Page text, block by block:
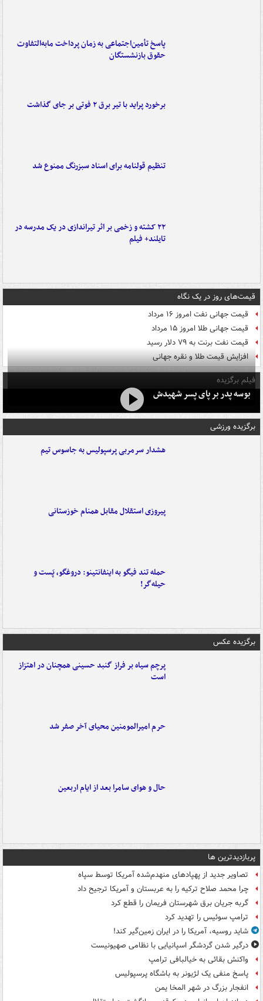
پاسخ تأمین‌اجتماعی به زمان پرداخت مابه‌التفاوت
حقوق بازنشستگان
برخورد پراید با تیر برق ۲ فوتی بر جای گذاشت
تنظیم قولنامه برای اسناد سبزرنگ ممنوع شد
۲۲ کشته و زخمی بر اثر تیراندازی در یک مدرسه در
تایلند+ فیلم
قیمت‌های روز در یک نگاه
قیمت جهانی نفت امروز ۱۶ مرداد
قیمت جهانی طلا امروز ۱۵ مرداد
قیمت نفت برنت به ۷۹ دلار رسید
افزایش قیمت طلا و نقره جهانی
فیلم برگزیده
بوسه‌ پدر بر پای پسر شهیدش
برگزیده ورزشی
هشدار سرمربی پرسپولیس به جاسوس تیم
پیروزی استقلال مقابل همنام خوزستانی
حمله تند فیگو به اینفانتینو: دروغگو، پَست‌ و
حیله‌گر!
برگزیده عکس
پرچم سیاه بر فراز گنبد حسینی همچنان در اهتزاز
است
حرم امیرالمومنین محیای آخر صفر شد
حال و هوای سامرا بعد از ایام اربعین
پربازدیدترین ها
تصاویر جدید از پهپادهای منهدم‌شده آمریکا توسط سپاه
چرا محمد صلاح ترکیه را به عربستان و آمریکا ترجیح داد
گربه جریان برق شهرستان فریمان را قطع کرد
ترامپ سوئیس را تهدید کرد
شاید روسیه، آمریکا را در ایران زمین‌گیر کند!
درگیر شدن گردشگر اسپانیایی با نظامی صهیونیست
واکنش بقائی به خیالبافی ترامپ
پاسخ منفی یک لژیونر به باشگاه پرسپولیس
انفجار بزرگ در شهر المخا یمن